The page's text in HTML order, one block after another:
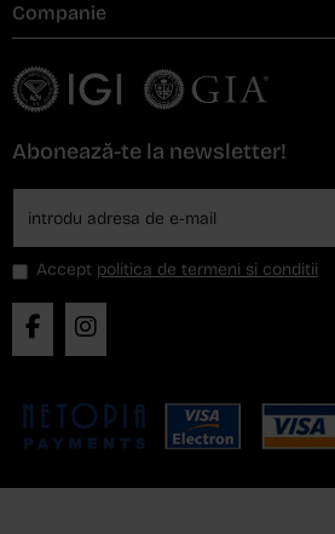
Companie
Abonează-te la newsletter!
Accept politica de termeni si conditii